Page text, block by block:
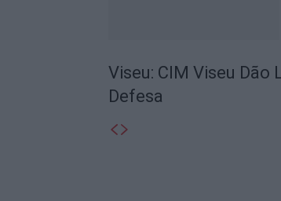
Viseu: CIM Viseu
Defesa